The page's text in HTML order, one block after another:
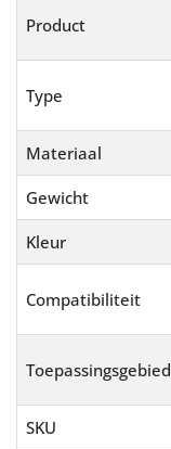
Product
Type
Materiaal
Gewicht
Kleur
Compatibiliteit
Toepassingsgebied
SKU